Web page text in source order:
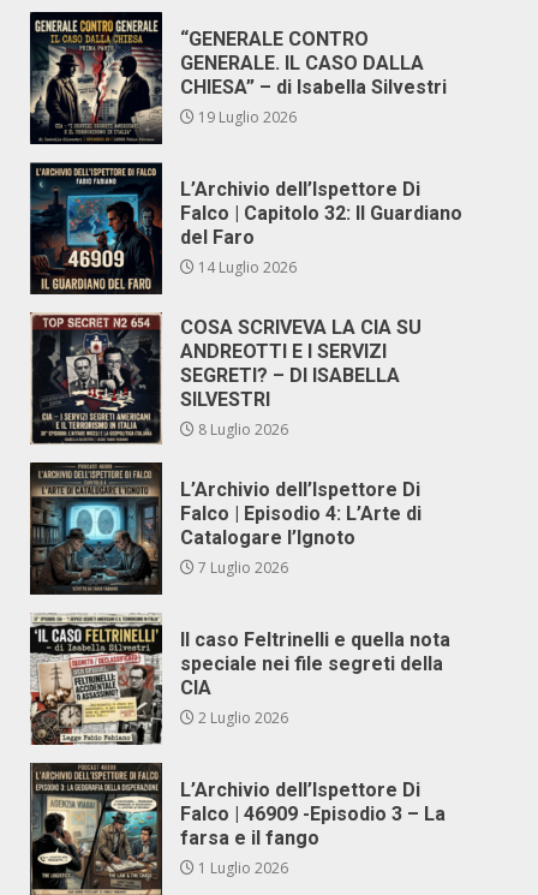
“GENERALE CONTRO
GENERALE. IL CASO DALLA
CHIESA” – di Isabella Silvestri
19 Luglio 2026
L’Archivio dell’Ispettore Di
Falco | Capitolo 32: Il Guardiano
del Faro
14 Luglio 2026
COSA SCRIVEVA LA CIA SU
ANDREOTTI E I SERVIZI
SEGRETI? – DI ISABELLA
SILVESTRI
8 Luglio 2026
L’Archivio dell’Ispettore Di
Falco | Episodio 4: L’Arte di
Catalogare l’Ignoto
7 Luglio 2026
Il caso Feltrinelli e quella nota
speciale nei file segreti della
CIA
2 Luglio 2026
L’Archivio dell’Ispettore Di
Falco | 46909 -Episodio 3 – La
farsa e il fango
1 Luglio 2026